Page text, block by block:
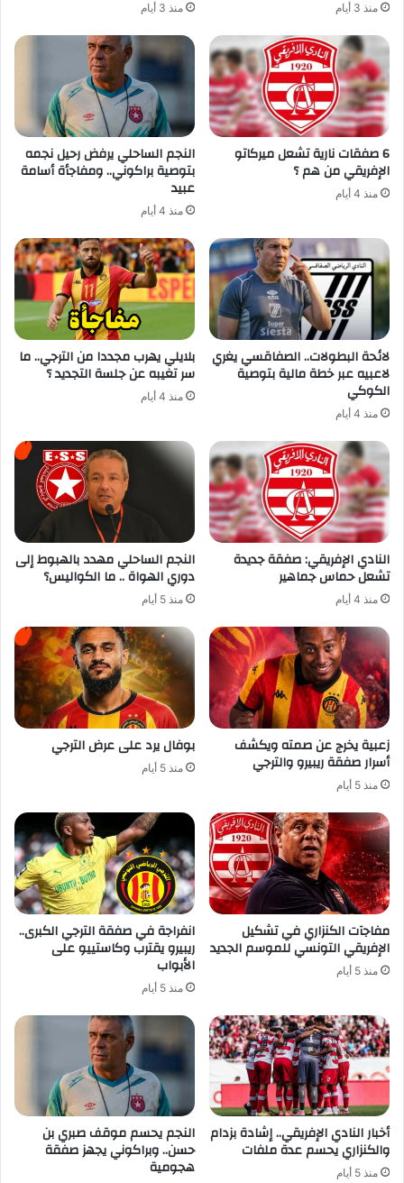
منذ 3 أيام منذ 3 أيام
6 صفقات نارية تشعل ميركاتو
الإفريقي من هم ؟
منذ 4 أيام
النجم الساحلي يرفض رحيل نجمه
بتوصية براكوني.. ومفاجأة أسامة
عبيد
منذ 4 أيام
لائحة البطولات.. الصفاقسي يغري
لاعبيه عبر خطة مالية بتوصية
الكوكي
منذ 4 أيام
بلايلي يهرب مجددا من الترجي.. ما
سر تغيبه عن جلسة التجديد ؟
منذ 4 أيام
النادي الإفريقي: صفقة جديدة
تشعل حماس جماهير
منذ 4 أيام
النجم الساحلي مهدد بالهبوط إلى
دوري الهواة .. ما الكواليس؟
منذ 5 أيام
زعبية يخرج عن صمته ويكشف
أسرار صفقة ريبيرو والترجي
منذ 5 أيام
بوفال يرد على عرض الترجي
منذ 5 أيام
مفاجآت الكنزاري في تشكيل
الإفريقي التونسي للموسم الجديد
منذ 5 أيام
انفراجة في صفقة الترجي الكبرى..
ريبيرو يقترب وكاستييو على
الأبواب
منذ 5 أيام
أخبار النادي الإفريقي.. إشادة بزدام
والكنزاري يحسم عدة ملفات
منذ 5 أيام
النجم يحسم موقف صبري بن
حسن.. وبراكوني يجهز صفقة
هجومية